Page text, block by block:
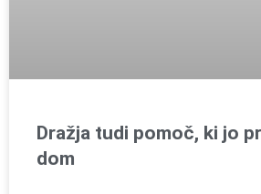
Dražja tudi pomoč, ki jo
dom